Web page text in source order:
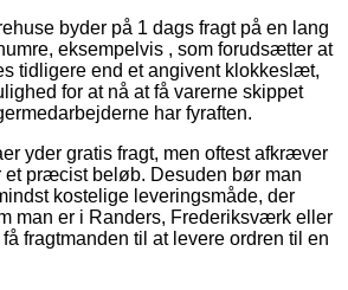
byder på 1 dags fragt på en lang
eksempelvis , som forudsætter at
tidligere end et angivent klokkeslæt,
for at nå at få varerne skippet
har fyraften.
yder gratis fragt, men oftest afkræver
et præcist beløb. Desuden bør man
kostelige leveringsmåde, der
man er i Randers, Frederiksværk eller
fragtmanden til at levere ordren til en